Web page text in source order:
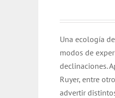
Una ecología
modos de
declinaciones.
Ruyer, entre
advertir